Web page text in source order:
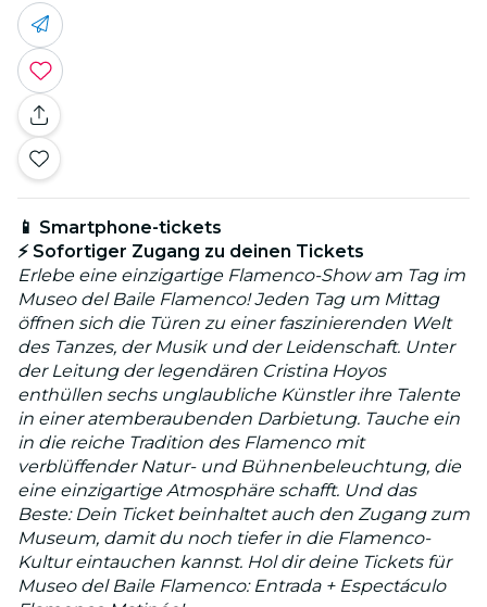
📱 Smartphone-tickets
⚡ Sofortiger Zugang zu deinen Tickets
Erlebe eine einzigartige Flamenco-Show am Tag im
Museo del Baile Flamenco! Jeden Tag um Mittag
öffnen sich die Türen zu einer faszinierenden Welt
des Tanzes, der Musik und der Leidenschaft. Unter
der Leitung der legendären Cristina Hoyos
enthüllen sechs unglaubliche Künstler ihre Talente
in einer atemberaubenden Darbietung. Tauche ein
in die reiche Tradition des Flamenco mit
verblüffender Natur- und Bühnenbeleuchtung, die
eine einzigartige Atmosphäre schafft. Und das
Beste: Dein Ticket beinhaltet auch den Zugang zum
Museum, damit du noch tiefer in die Flamenco-
Kultur eintauchen kannst. Hol dir deine Tickets für
Museo del Baile Flamenco: Entrada + Espectáculo